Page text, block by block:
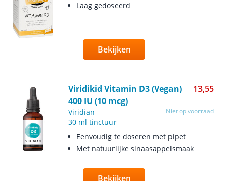
Laag gedoseerd
Bekijken
Viridikid Vitamin D3 (Vegan)
400 IU (10 mcg)
13,55
Viridian
30 ml tinctuur
Niet op voorraad
Eenvoudig te doseren met pipet
Met natuurlijke sinaasappelsmaak
Bekijken